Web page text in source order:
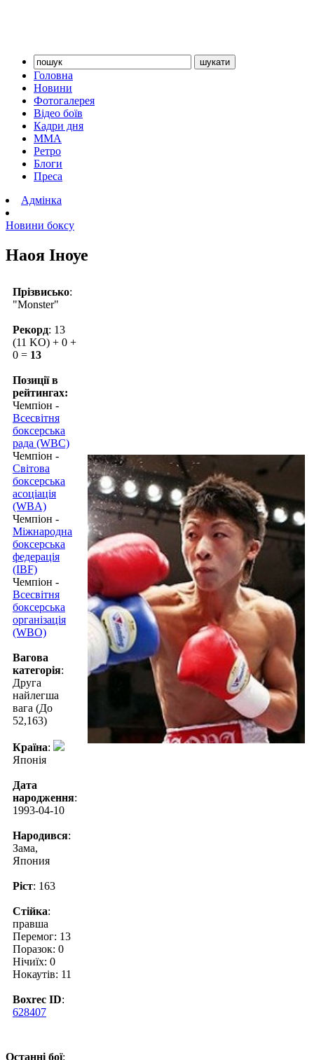
Головна
Новини
Фотогалерея
Відео боїв
Кадри дня
ММА
Ретро
Блоги
Преса
Адмінка
Новини боксу
Наоя Іноуе
Прізвисько:
"Monster"
Рекорд: 13
(11 KO) + 0 +
0 = 13
Позиції в
рейтингах:
Чемпіон -
Всесвітня
боксерська
рада (WBC)
Чемпіон -
Світова
боксерська
асоціація
(WBA)
Чемпіон -
Міжнародна
боксерська
федерація
(IBF)
Чемпіон -
Всесвітня
боксерська
організація
(WBO)
Вагова
категорія:
Друга
найлегша
вага (До
52,163)
Країна:
Японія
Дата
народження:
1993-04-10
Народився:
Зама,
Япония
Ріст: 163
Стійка:
правша
Перемог: 13
Поразок: 0
Нічиїх: 0
Нокаутів: 11
Boxrec ID:
628407
Останні бої: